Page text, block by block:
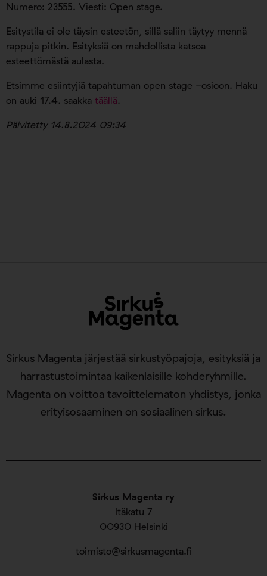
Numero: 23555. Viesti: Open stage.
Esitystila ei ole täysin esteetön, sillä saliin täytyy mennä
rappuja pitkin. Esityksiä on mahdollista katsoa
esteettömästä aulasta.
Etsimme esiintyjiä tapahtuman open stage -osioon. Haku
on auki 17.4. saakka täällä.
Päivitetty 14.8.2024 09:34
Sirkus Magenta ry
Itäkatu 7
00930 Helsinki
toimisto@sirkusmagenta.fi
Sirkus Magenta järjestää sirkustyöpajoja, esityksiä ja
harrastustoimintaa kaikenlaisille kohderyhmille.
Magenta on voittoa tavoittelematon yhdistys, jonka
erityisosaaminen on sosiaalinen sirkus.